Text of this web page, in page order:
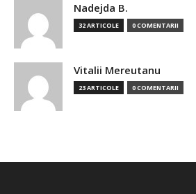
Nadejda B.
32 ARTICOLE 0 COMENTARII
Vitalii Mereutanu
23 ARTICOLE 0 COMENTARII